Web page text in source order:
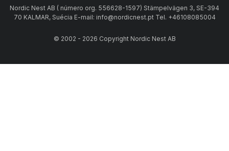
Nordic Nest AB ( número org. 556628-1597) Stämpelvägen 3, SE-394
70 KALMAR, Suécia E-mail: info@nordicnest.pt Tel. +46108085004
© 2002 - 2026 Copyright Nordic Nest AB